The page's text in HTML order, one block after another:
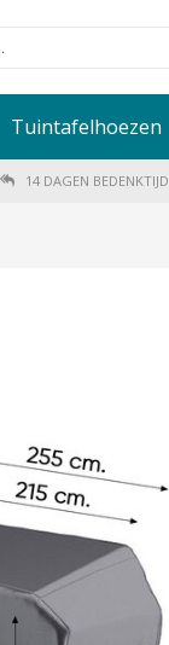
Tuintafelhoezen
14 DAGEN BEDENKTIJD